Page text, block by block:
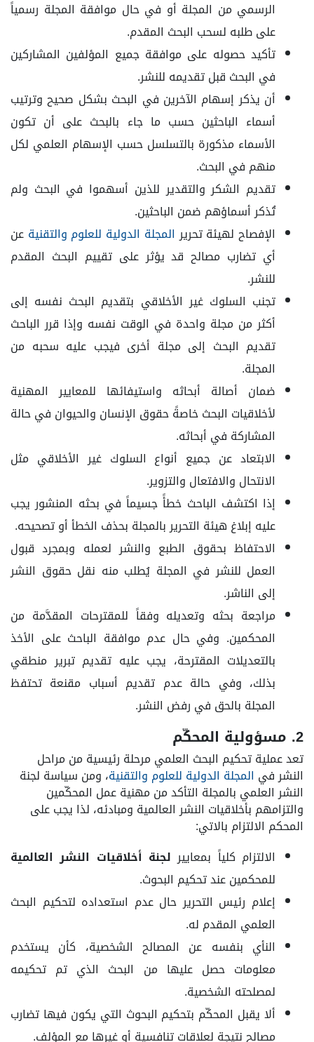
الرسمي من المجلة أو في حال موافقة المجلة رسمياً
على طلبه لسحب البحث المقدم.
تأکيد حصوله على موافقة جميع المؤلفين المشاركين
في البحث قبل تقديمه للنشر.
أن يذکر إسهام الآخرين في البحث بشكل صحيح وترتيب
أسماء الباحثين حسب ما جاء بالبحث على أن تکون
الأسماء مذکورة بالتسلسل حسب الإسهام العلمي لکل
منهم في البحث.
تقديم الشكر والتقدير للذين أسهموا في البحث ولم
تُذکر أسماؤهم ضمن الباحثين.
الإفصاح لهيئة تحرير المجلة الدولية للعلوم والتقنية عن
أي تضارب مصالح قد يؤثر على تقييم البحث المقدم
للنشر.
تجنب السلوك غير الأخلاقي بتقديم البحث نفسه إلى
أکثر من مجلة واحدة في الوقت نفسه وإذا قرر الباحث
تقديم البحث إلى مجلة أخرى فيجب عليه سحبه من
المجلة.
ضمان أصالة أبحاثه واستيفائها للمعايير المهنية
لأخلاقيات البحث خاصةً حقوق الإنسان والحيوان في حالة
المشاركة في أبحاثه.
الابتعاد عن جميع أنواع السلوك غير الأخلاقي مثل
الانتحال والافتعال والتزوير.
إذا اكتشف الباحث خطأً جسيماً في بحثه المنشور يجب
عليه إبلاغ هيئة التحرير بالمجلة بحذف الخطأ أو تصحيحه.
الاحتفاظ بحقوق الطبع والنشر لعمله وبمجرد قبول
العمل للنشر في المجلة يُطلب منه نقل حقوق النشر
إلى الناشر.
مراجعة بحثه وتعديله وفقاً للمقترحات المقدَّمة من
المحكمين. وفي حال عدم موافقة الباحث على الأخذ
بالتعديلات المقترحة، يجب عليه تقديم تبرير منطقي
بذلك، وفي حالة عدم تقديم أسباب مقنعة تحتفظ
المجلة بالحق في رفض النشر.
2. مسؤولية المحكّم
تعد عملية تحكيم البحث العلمي مرحلة رئيسية من مراحل
النشر في المجلة الدولية للعلوم والتقنية، ومن سياسة لجنة
النشر العلمي بالمجلة التأكد من مهنية عمل المحكّمين
والتزامهم بأخلاقيات النشر العالمية ومبادئه، لذا يجب على
المحكم الالتزام بالاتي:
الالتزام کلياً بمعايير لجنة أخلاقيات النشر العالمية
للمحكمين عند تحكيم البحوث.
إعلام رئيس التحرير حال عدم استعداده لتحكيم البحث
العلمي المقدم له.
النأي بنفسه عن المصالح الشخصية، کأن يستخدم
معلومات حصل عليها من البحث الذي تم تحكيمه
لمصلحته الشخصية.
ألا يقبل المحكّم بتحكيم البحوث التي يکون فيها تضارب
مصالح نتيجة لعلاقات تنافسية أو غيرها مع المؤلف.